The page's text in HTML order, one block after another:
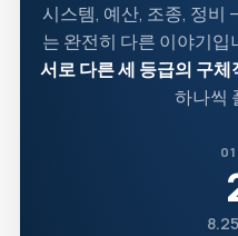
시스템, 예산, 조종, 정비
는 완전히 다른 이야기
서로 다른 세 등급의 구체
하나씩